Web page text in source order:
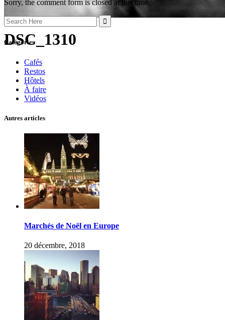
DSC_1310
Sorry, the comment form is closed at this time.
Search
for:
Catégories
Cafés
Restos
Hôtels
À faire
Vidéos
Autres articles
Marchés de Noël en Europe
20 décembre, 2018